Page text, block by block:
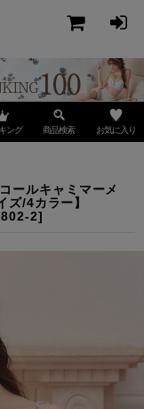
ング 商品検索 お気に入り
ールキャミマーメ
/4カラー】
2]